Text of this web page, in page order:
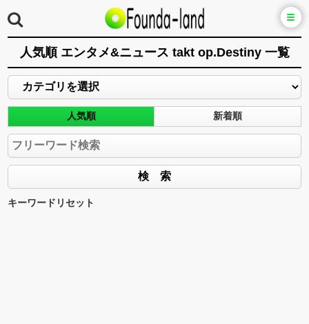
人気順 エンタメ&ニュース takt op.Destiny 一覧
人気順 新着順
キーワードリセット